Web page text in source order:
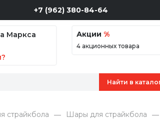
+7 (962) 380-84-64
Маркса
Акции%
4 акционных товара
страйкбола Шары для страйкбола